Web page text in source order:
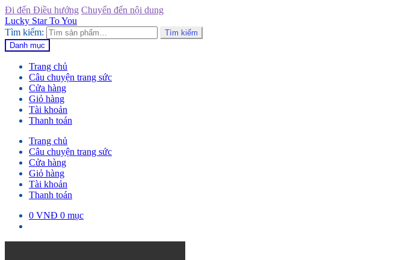
Đi đến Điều hướng Chuyển đến nội dung
Lucky Star To You
Tìm kiếm:
Tìm kiếm
Danh mục
Trang chủ
Câu chuyện trang sức
Cửa hàng
Giỏ hàng
Tài khoản
Thanh toán
Trang chủ
Câu chuyện trang sức
Cửa hàng
Giỏ hàng
Tài khoản
Thanh toán
0 VNĐ 0 mục